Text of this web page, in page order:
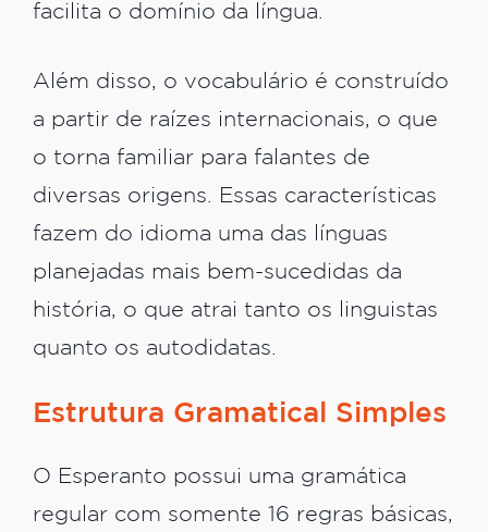
facilita o domínio da língua.
Além disso, o vocabulário é construído
a partir de raízes internacionais, o que
o torna familiar para falantes de
diversas origens. Essas características
fazem do idioma uma das línguas
planejadas mais bem-sucedidas da
história, o que atrai tanto os linguistas
quanto os autodidatas.
Estrutura Gramatical Simples
O Esperanto possui uma gramática
regular com somente 16 regras básicas,